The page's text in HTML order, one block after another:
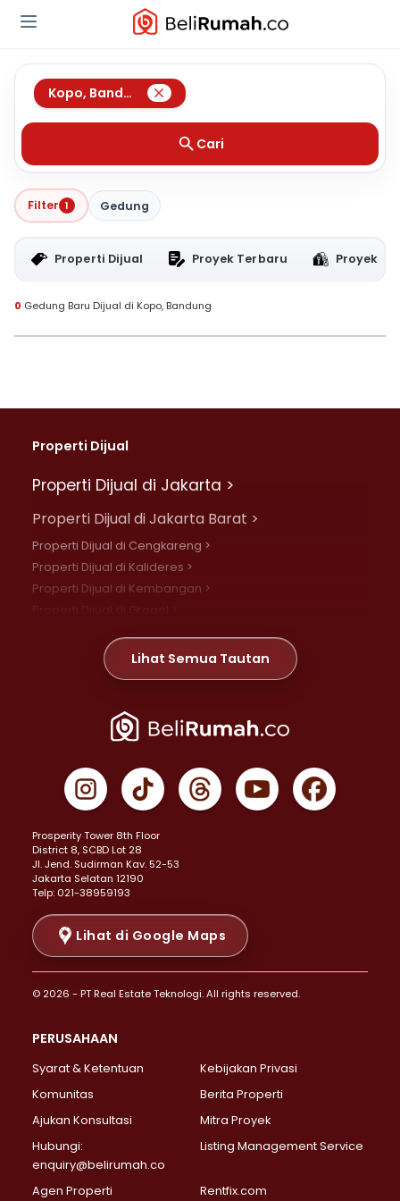
Kopo, Bandung
Cari
Filter 1 Gedung
Properti Dijual Proyek Terbaru Proyek
0 Gedung Baru Dijual di Kopo, Bandung
Properti Dijual
Properti Dijual di Jakarta >
Properti Dijual di Jakarta Barat >
Properti Dijual di Cengkareng >
Properti Dijual di Kalideres >
Properti Dijual di Kembangan >
Properti Dijual di Meruya >
Properti Dijual di Jelambar >
Properti Dijual di Jakarta Pusat >
Properti Dijual di Gambir >
Properti Dijual di Johar Baru >
Properti Dijual di Menteng >
Properti Dijual di Senen >
Properti Dijual di Tanah Abang >
Properti Dijual di Cikini >
Properti Dijual di Kramat >
Properti Dijual di Pasar Baru >
Properti Dijual di Bendungan Hilir >
Properti Dijual di Jakarta Selatan >
Properti Dijual di Lebak Bulus >
Properti Dijual di Gandaria Selatan >
Properti Dijual di Pondok Labu >
Properti Dijual di Lenteng Agung >
Properti Dijual di Senayan >
Properti Dijual di Pondok Pinang >
Lihat Semua Tautan
Prosperity Tower 8th Floor
District 8, SCBD Lot 28
JI. Jend. Sudirman Kav. 52-53
Jakarta Selatan 12190
Telp: 021-38959193
Lihat di Google Maps
© 2026 - PT Real Estate Teknologi. All rights reserved.
PERUSAHAAN
Syarat & Ketentuan
Kebijakan Privasi
Komunitas
Berita Properti
Ajukan Konsultasi
Mitra Proyek
Hubungi:
enquiry@belirumah.co
Listing Management Service
Agen Properti Rentfix.com